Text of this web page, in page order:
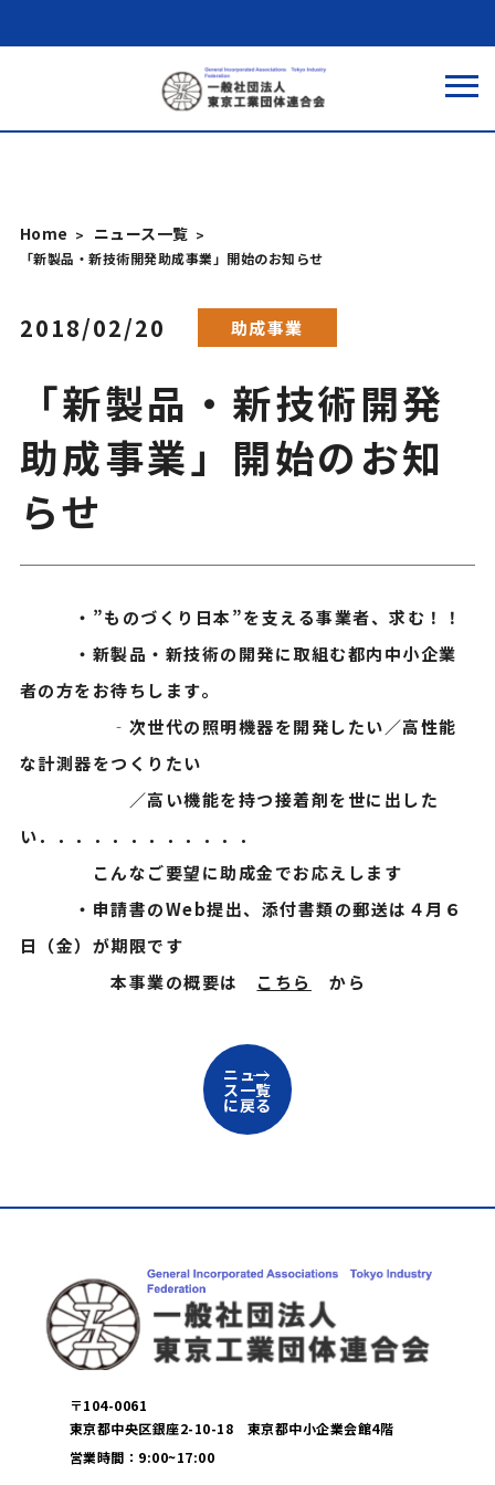
Home ニュース一覧
「新製品・新技術開発助成事業」開始のお知らせ
2018/02/20 助成事業
「新製品・新技術開発
助成事業」開始のお知
らせ
・”ものづくり日本”を支える事業者、求む！！
・新製品・新技術の開発に取組む都内中小企業
者の方をお待ちします。
‐次世代の照明機器を開発したい／高性能
な計測器をつくりたい
／高い機能を持つ接着剤を世に出した
い．．．．．．．．．．．．
こんなご要望に助成金でお応えします
・申請書のWeb提出、添付書類の郵送は４月６
日（金）が期限です
本事業の概要は こちら から
ニュー
ス一覧
に戻る
〒104-0061
東京都中央区銀座2-10-18 東京都中小企業会館4階
営業時間：9:00~17:00